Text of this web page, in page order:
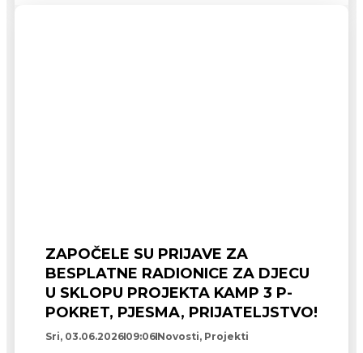
ZAPOČELE SU PRIJAVE ZA
BESPLATNE RADIONICE ZA DJECU
U SKLOPU PROJEKTA KAMP 3 P-
POKRET, PJESMA, PRIJATELJSTVO!
Sri, 03.06.2026 09:06 Novosti, Projekti